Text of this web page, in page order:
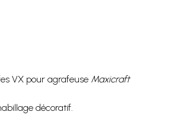
VX pour agrafeuse Maxicraft
décoratif.